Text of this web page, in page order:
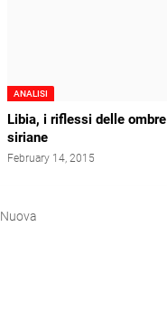
ANALISI
Libia, i riflessi delle ombre
siriane
February 14, 2015
Nuova